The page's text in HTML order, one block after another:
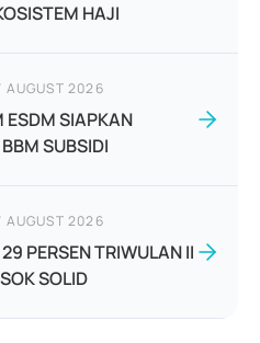
HAJI
AUGUST 2026
ESDM SIAPKAN
SUBSIDI
AUGUST 2026
PERSEN TRIWULAN II
SOLID